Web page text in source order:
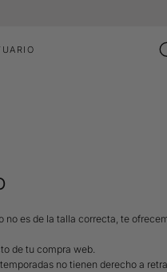
no es de la talla correcta, te
de tu compra web.
no tienen derecho a